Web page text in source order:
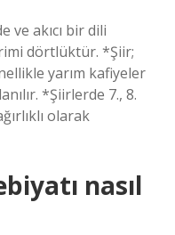
ve akıcı bir dili
dörtlüktür. *Şiir;
yarım kafiyeler
*Şiirlerde 7., 8.
olarak
nasıl